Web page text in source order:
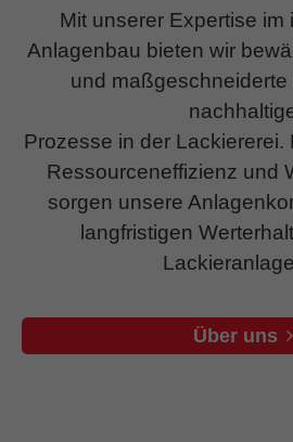
Mit unserer Expertise im
Anlagenbau bieten wir
und
Prozesse in der Lackiererei.
Ressourceneffizienz und
sorgen unsere
langfristigen
Über uns